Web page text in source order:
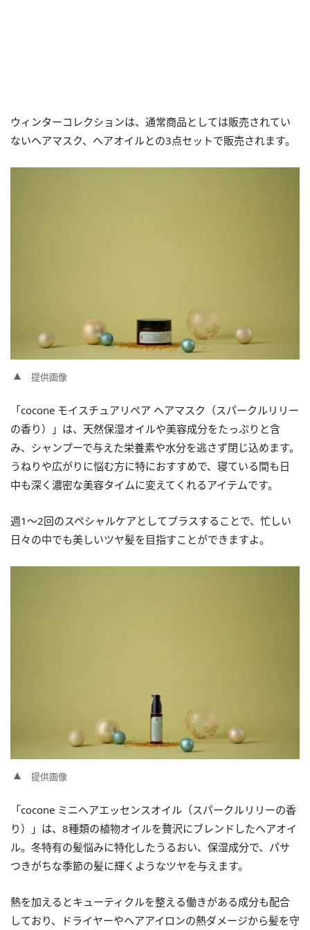
ウィンターコレクションは、通常商品としては販売されてい
ないヘアマスク、ヘアオイルとの3点セットで販売されます。
提供画像
「cocone モイスチュアリペア ヘアマスク（スパークルリリー
の香り）」は、天然保湿オイルや美容成分をたっぷりと含
み、シャンプーで与えた栄養素や水分を逃さず閉じ込めます。
うねりや広がりに悩む方に特におすすめで、寝ている間も日
中も深く濃密な美容タイムに変えてくれるアイテムです。
週1～2回のスペシャルケアとしてプラスすることで、忙しい
日々の中でも美しいツヤ髪を目指すことができますよ。
提供画像
「cocone ミニヘアエッセンスオイル（スパークルリリーの香
り）」は、8種類の植物オイルを贅沢にブレンドしたヘアオイ
ル。冬特有の髪悩みに特化したうるおい、保湿成分で、パサ
つきがちな季節の髪に輝くようなツヤを与えます。
熱を加えるとキューティクルを整える働きがある成分も配合
しており、ドライヤーやヘアアイロンの熱ダメージから髪を守